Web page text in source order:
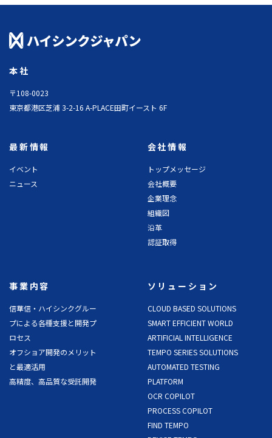
本社
〒108-0023
東京都港区芝浦 3-2-16 A-PLACE田町イースト 6F
最新情報
イベント
ニュース
会社情報
トップメッセージ
会社概要
企業理念
組織図
沿革
認証取得
事業内容
信華信・ハイシンクグルー
プによる各種支援と開発プ
ロセス
オフショア開発のメリット
と最適活用
高精度、高品質な受託開発
ソリューション
CLOUD BASED SOLUTIONS
SMART EFFICIENT WORLD
ARTIFICIAL INTELLIGENCE
TEMPO SERIES SOLUTIONS
AUTOMATED TESTING
PLATFORM
OCR COPILOT
PROCESS COPILOT
FIND TEMPO